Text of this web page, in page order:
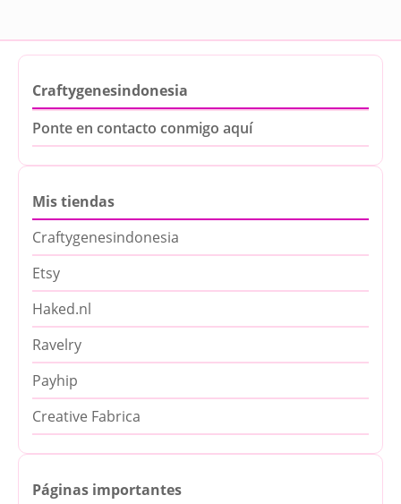
Craftygenesindonesia
Ponte en contacto conmigo aquí
Mis tiendas
Craftygenesindonesia
Etsy
Haked.nl
Ravelry
Payhip
Creative Fabrica
Páginas importantes